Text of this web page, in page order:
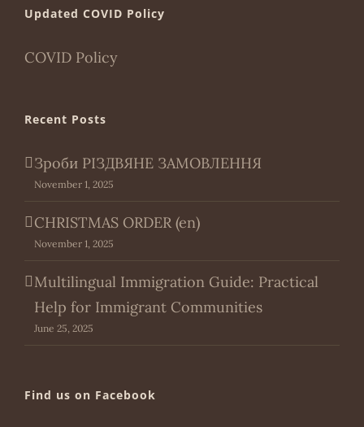
Updated COVID Policy
COVID Policy
Recent Posts
Зроби РІЗДВЯНЕ ЗАМОВЛЕННЯ
November 1, 2025
CHRISTMAS ORDER (en)
November 1, 2025
Multilingual Immigration Guide: Practical
Help for Immigrant Communities
June 25, 2025
Find us on Facebook